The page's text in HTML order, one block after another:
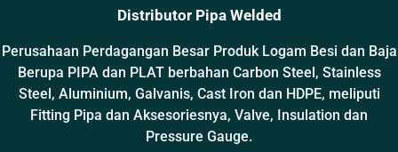
Distributor Pipa Welded
Perusahaan Perdagangan Besar Produk Logam Besi dan Baja
Berupa PIPA dan PLAT berbahan Carbon Steel, Stainless
Steel, Aluminium, Galvanis, Cast Iron dan HDPE, meliputi
Fitting Pipa dan Aksesoriesnya, Valve, Insulation dan
Pressure Gauge.